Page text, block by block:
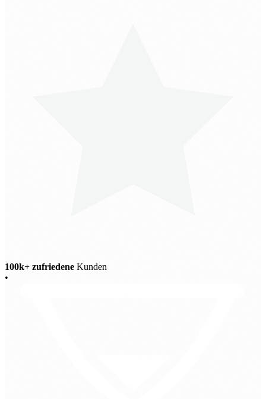
100k+ zufriedene Kunden
•